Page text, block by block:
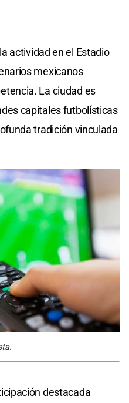
actividad en el Estadio
mexicanos
La ciudad es
capitales futbolísticas
tradición vinculada
destacada